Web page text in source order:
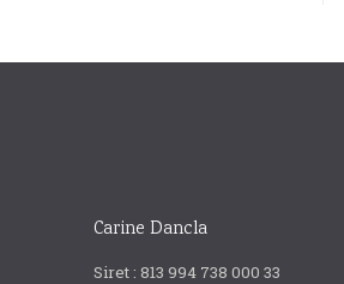
Carine Dancla
Siret : 813 994 738 000 33